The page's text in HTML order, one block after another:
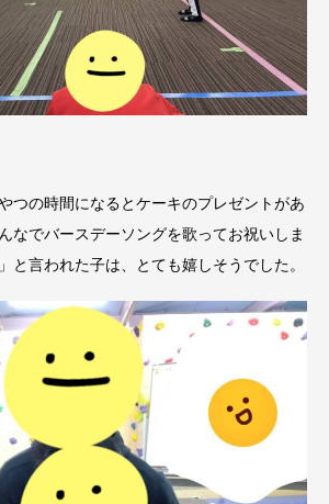
つの時間になるとケーキのプレゼントがあ
なでバースデーソングを歌ってお祝いしま
と言われた子は、とても嬉しそうでした。